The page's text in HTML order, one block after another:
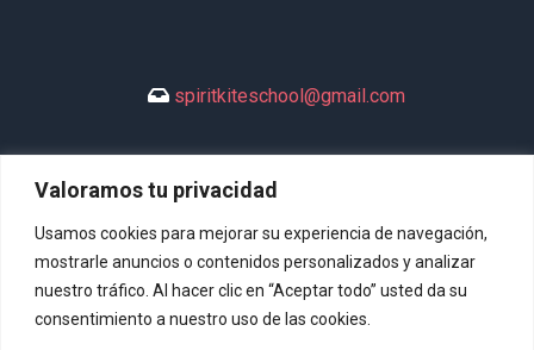
Valoramos tu privacidad
Usamos cookies para mejorar su experiencia de navegación,
mostrarle anuncios o contenidos personalizados y analizar
nuestro tráfico. Al hacer clic en “Aceptar todo” usted da su
consentimiento a nuestro uso de las cookies.
spiritkiteschool@gmail.com